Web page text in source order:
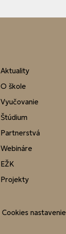
Aktuality
O škole
Vyučovanie
Štúdium
Partnerstvá
Webináre
EŽK
Projekty
Cookies nastavenie